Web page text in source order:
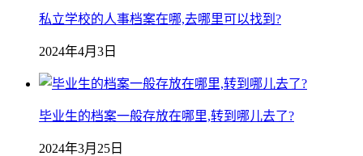
私立学校的人事档案在哪,去哪里可以找到?
2024年4月3日
毕业生的档案一般存放在哪里,转到哪儿去了?
2024年3月25日